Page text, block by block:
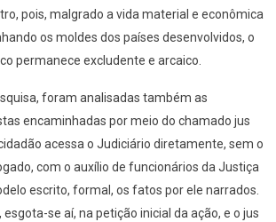
pois, malgrado a vida material e econômica
os moldes dos países desenvolvidos, o
permanece excludente e arcaico.
foram analisadas também as
encaminhadas por meio do chamado jus
acessa o Judiciário diretamente, sem o
com o auxílio de funcionários da Justiça
escrito, formal, os fatos por ele narrados.
se aí, na petição inicial da ação, e o jus